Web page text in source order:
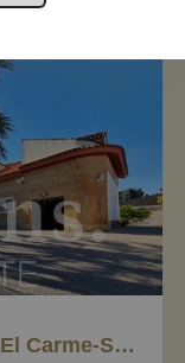
Casa/Chalet independiente en El Carme-Sant Agustí-Bonavista, L'Eliana